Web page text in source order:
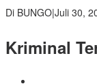
Di BUNGO|Juli 30,
Kriminal